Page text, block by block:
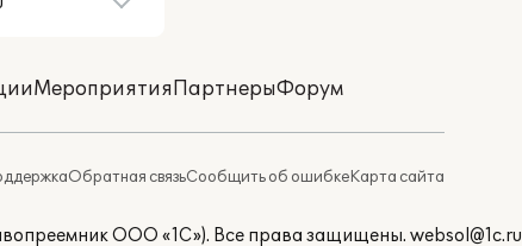
МероприятияПартнерыФорум
Обратная связьСообщить об ошибкеКарта сайта
ООО «1С»). Все права защищены. websol@1c.ru